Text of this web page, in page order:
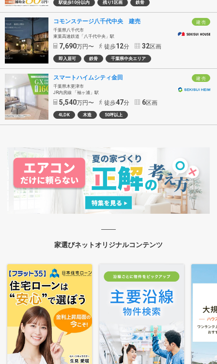
駅徒歩10分以内 残り1区画 鉄骨
建 売
コモンステージ八千代中央 建売
千葉県八千代市
東葉高速鉄道「八千代中央」駅
7,690万円〜 徒歩12分 32区画
即入居可 鉄骨 千葉県中央エリア
建 売
スマートハイムシティ金田
千葉県木更津市
JR内房線 「袖ヶ浦」駅
5,540万円〜 徒歩47分 6区画
4LDK 木造 50坪以上
家選びネットオリジナルコンテンツ